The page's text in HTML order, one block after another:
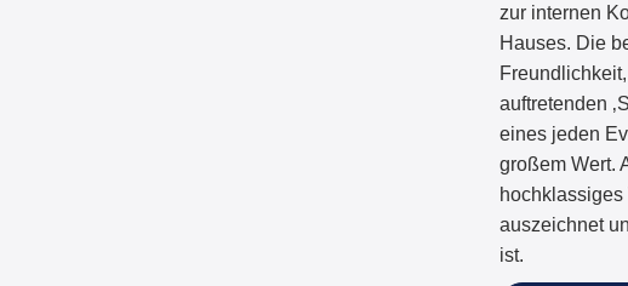
zur internen
Hauses. Die
auftretenden
eines jeden
großem Wert.
auszeichnet
ist.